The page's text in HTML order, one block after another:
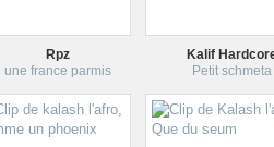
Rpz
une france parmis
Kalif
Petit schmeta